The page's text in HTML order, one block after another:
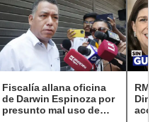
Fiscalía allana oficina
de Darwin Espinoza por
presunto mal uso de
Dina